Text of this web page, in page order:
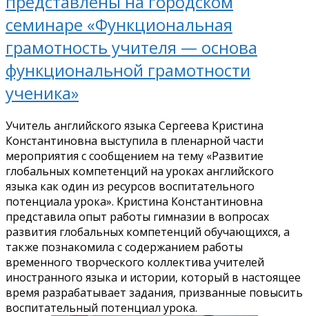
семинаре «Функциональная
грамотность учителя — основа
функциональной грамотности
ученика»
Учитель английского языка Сергеева Кристина
Константиновна выступила в пленарной части
мероприятия с сообщением на тему «Развитие
глобальных компетенций на уроках английского
языка как один из ресурсов воспитательного
потенциала урока». Кристина Константиновна
представила опыт работы гимназии в вопросах
развития глобальных компетенций обучающихся, а
также познакомила с содержанием работы
временного творческого коллектива учителей
иностранного языка и истории, который в настоящее
время разрабатывает задания, призванные повысить
воспитательный потенциал урока.